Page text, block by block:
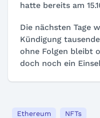
hatte bereits am
Die nächsten Tage
Kündigung
ohne Folgen bleibt
doch noch ein
Ethereum NFTs